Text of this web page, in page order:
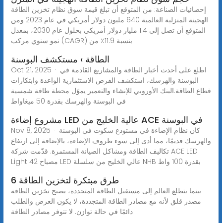
إحصائيات الصناعة: من المتوقع أن تبلغ قيمة سوق نظام تخزين الطاقة
الهجينة المنزلية العالمية 640 مليون دولار أمريكي في عام 2023 ومن
المتوقع أن تصل إلى 1.4 مليار دولار أمريكي بحلول عام 2030، بمعدل
نمو سنوي مركب (CAGR) بنسبة 11.9٪ من
الطاقة › مستكشف البوسنة
Oct 21, 2025 · اطلع على أحدث أخبار الطاقة والمشاريع القادمة في
البوسنة والهرسك، استكشف الفرص الاستثمارية الواعدة وابتكارات
قطاع الطاقة.البنك الأوروبي للإنشاء والتعمير يموّل محطة طاقة شمسية
في البوسنة والهرسك بقدرة 50 ميغاواط
مشروع إضاءة LED عالية الخليج من ACE في البوسنة
Nov 8, 2025 · كان نظام الإضاءة في مستودع سكوت في البوسنة
والهرسك قديمًا، مما أدى إلى سوء ظروف الإضاءة، بالإضافة إلى ارتفاع
تكاليف الطاقة ومشاكل الصيانة المستمرة. قدّمت شركة ACE LED
Light 42 مصباح LED عالي الخليج من سلسلة NHB بقدرة 100 واط
6 طرق مبتكرة لتخزين الطاقة
بينما يتطلع العالم إلى مستقبل الطاقة المتجددة، يصبح تخزين الطاقة
مصدر قلق لأنه مع مصادر الطاقة المتجددة، لا يكون العرض والطلب
دائمًا في حالة توازن. لا تتوفر مصادر الطاقة